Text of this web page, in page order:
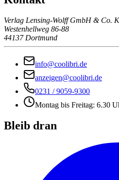
Verlag Lensing-Wolff GmbH & Co.
Westenhellweg 86-88
44137 Dortmund
info@coolibri.de
anzeigen@coolibri.de
0231 / 9059-9300
Montag bis Freitag: 6.30
Bleib dran